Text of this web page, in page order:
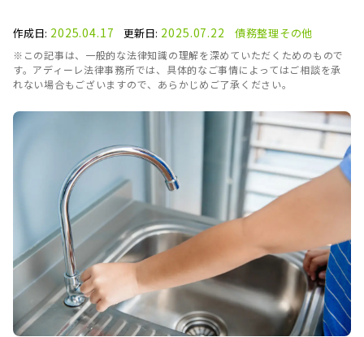
作成日: 2025.04.17 更新日: 2025.07.22 債務整理その他
※この記事は、一般的な法律知識の理解を深めていただくためのもので
す。アディーレ法律事務所では、具体的なご事情によってはご相談を承
れない場合もございますので、あらかじめご了承ください。